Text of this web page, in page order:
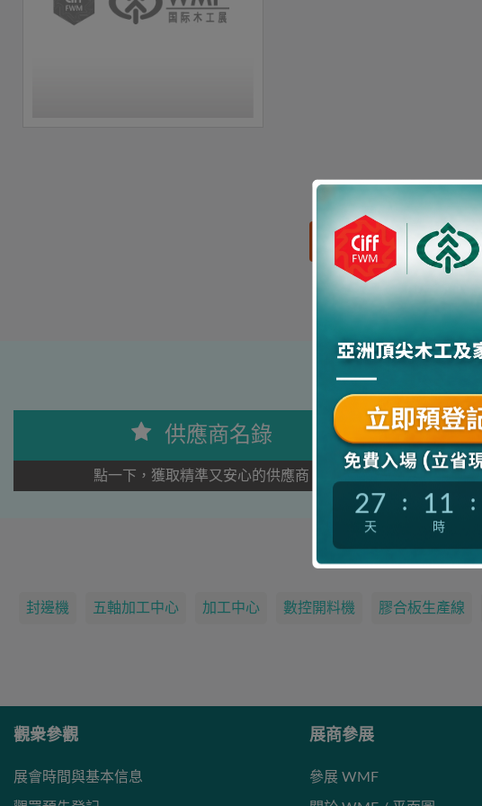
供應商名錄
點一下，獲取精準又安心的供應商
封邊機 五軸加工中心 加工中心 數控開料機 膠合板生產線
觀衆參觀
展會時間與基本信息
展商參展
參展 WMF
27
天
: 11
時
: